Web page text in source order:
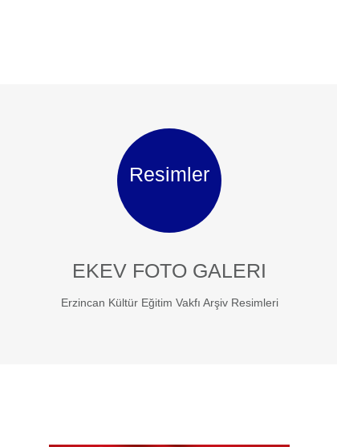
Resimler
EKEV FOTO GALERI
Erzincan Kültür Eğitim Vakfı Arşiv Resimleri